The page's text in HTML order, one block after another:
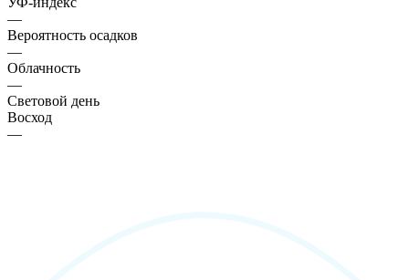
—
Вероятность осадков
—
Облачность
—
Световой день
Восход
—